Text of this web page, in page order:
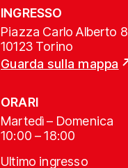
INGRESSO
Piazza Carlo Alberto 8
10123 Torino
Guarda sulla mappa
ORARI
Martedì – Domenica
10:00 – 18:00
Ultimo ingresso